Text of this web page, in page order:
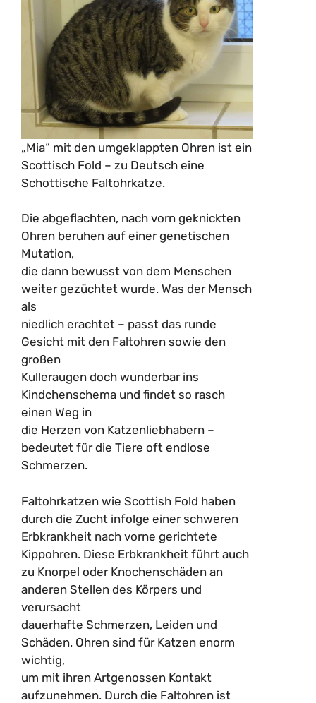
„Mia“ mit den umgeklappten Ohren ist ein
Scottisch Fold – zu Deutsch eine
Schottische Faltohrkatze.
Die abgeflachten, nach vorn geknickten
Ohren beruhen auf einer genetischen
Mutation,
die dann bewusst von dem Menschen
weiter gezüchtet wurde. Was der Mensch
als
niedlich erachtet – passt das runde
Gesicht mit den Faltohren sowie den
großen
Kulleraugen doch wunderbar ins
Kindchenschema und findet so rasch
einen Weg in
die Herzen von Katzenliebhabern –
bedeutet für die Tiere oft endlose
Schmerzen.
Faltohrkatzen wie Scottish Fold haben
durch die Zucht infolge einer schweren
Erbkrankheit nach vorne gerichtete
Kippohren. Diese Erbkrankheit führt auch
zu Knorpel oder Knochenschäden an
anderen Stellen des Körpers und
verursacht
dauerhafte Schmerzen, Leiden und
Schäden. Ohren sind für Katzen enorm
wichtig,
um mit ihren Artgenossen Kontakt
aufzunehmen. Durch die Faltohren ist